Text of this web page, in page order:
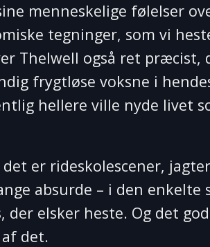
menneskelige følelser
tegninger, som vi
Thelwell også ret præcist,
frygtløse voksne i
hellere ville nyde livet
er rideskolescener,
absurde – i den enkelte
elsker heste. Og det
det.